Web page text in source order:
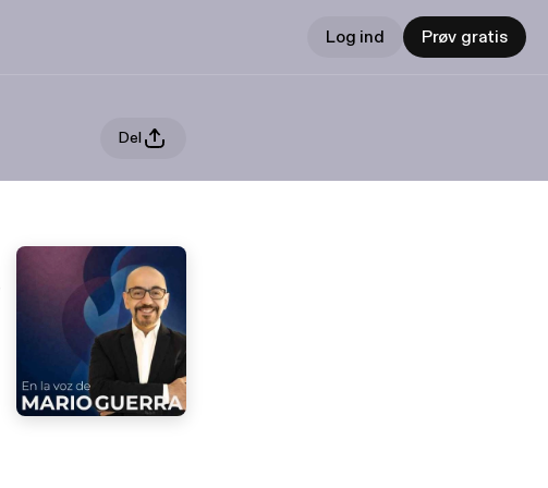
Log ind Prøv gratis
Del